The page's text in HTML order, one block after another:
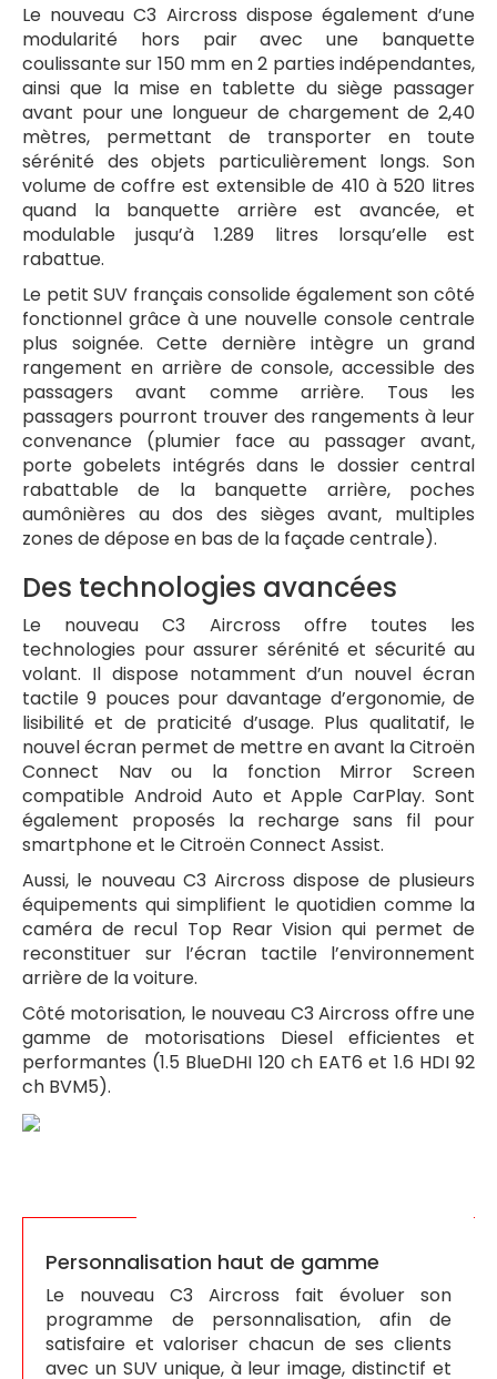
Le nouveau C3 Aircross dispose également d’une
modularité hors pair avec une banquette
coulissante sur 150 mm en 2 parties indépendantes,
ainsi que la mise en tablette du siège passager
avant pour une longueur de chargement de 2,40
mètres, permettant de transporter en toute
sérénité des objets particulièrement longs. Son
volume de coffre est extensible de 410 à 520 litres
quand la banquette arrière est avancée, et
modulable jusqu’à 1.289 litres lorsqu’elle est
rabattue.
Le petit SUV français consolide également son côté
fonctionnel grâce à une nouvelle console centrale
plus soignée. Cette dernière intègre un grand
rangement en arrière de console, accessible des
passagers avant comme arrière. Tous les
passagers pourront trouver des rangements à leur
convenance (plumier face au passager avant,
porte gobelets intégrés dans le dossier central
rabattable de la banquette arrière, poches
aumônières au dos des sièges avant, multiples
zones de dépose en bas de la façade centrale).
Des technologies avancées
Le nouveau C3 Aircross offre toutes les
technologies pour assurer sérénité et sécurité au
volant. Il dispose notamment d’un nouvel écran
tactile 9 pouces pour davantage d’ergonomie, de
lisibilité et de praticité d’usage. Plus qualitatif, le
nouvel écran permet de mettre en avant la Citroën
Connect Nav ou la fonction Mirror Screen
compatible Android Auto et Apple CarPlay. Sont
également proposés la recharge sans fil pour
smartphone et le Citroën Connect Assist.
Aussi, le nouveau C3 Aircross dispose de plusieurs
équipements qui simplifient le quotidien comme la
caméra de recul Top Rear Vision qui permet de
reconstituer sur l’écran tactile l’environnement
arrière de la voiture.
Côté motorisation, le nouveau C3 Aircross offre une
gamme de motorisations Diesel efficientes et
performantes (1.5 BlueDHI 120 ch EAT6 et 1.6 HDI 92
ch BVM5).
Personnalisation haut de gamme
Le nouveau C3 Aircross fait évoluer son
programme de personnalisation, afin de
satisfaire et valoriser chacun de ses clients
avec un SUV unique, à leur image, distinctif et